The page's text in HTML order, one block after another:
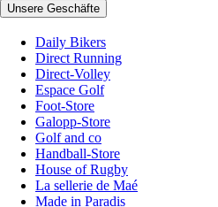
Unsere Geschäfte
Daily Bikers
Direct Running
Direct-Volley
Espace Golf
Foot-Store
Galopp-Store
Golf and co
Handball-Store
House of Rugby
La sellerie de Maé
Made in Paradis